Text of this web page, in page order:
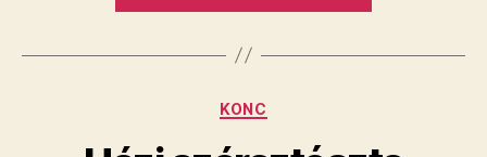
aki
egy
Kategóriák
KONC